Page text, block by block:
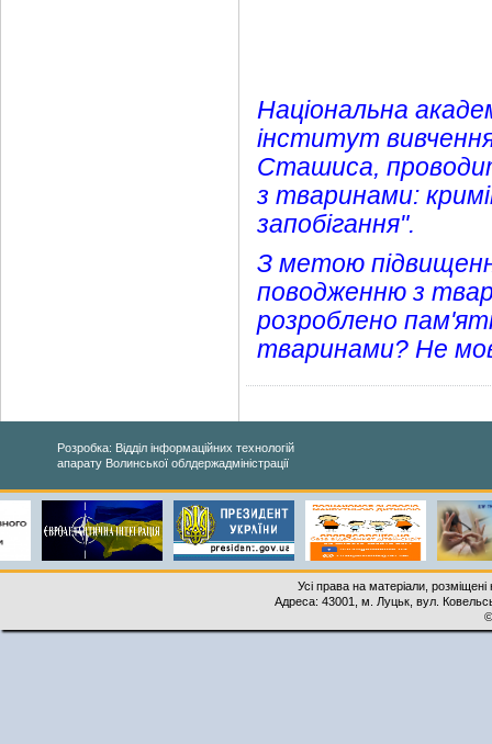
Національна
інститут
Сташиса,
з тваринами:
запобігання".
З метою
поводженню з
розроблено
тваринами? Не
Розробка: Відділ інформаційних технологій
апарату Волинської облдержадміністрації
Усі права на матеріали,
Адреса: 43001, м. Луцьк, вул.